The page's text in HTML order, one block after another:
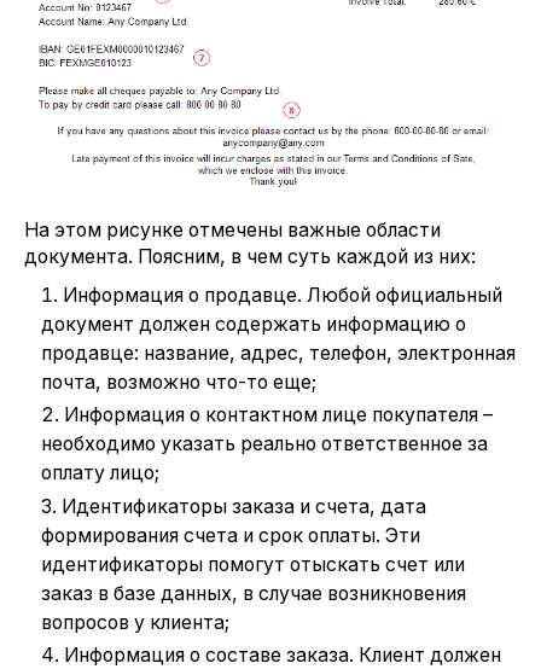
На этом рисунке отмечены важные области
документа. Поясним, в чем суть каждой из них:
Информация о продавце. Любой официальный
документ должен содержать информацию о
продавце: название, адрес, телефон, электронная
почта, возможно что-то еще;
Информация о контактном лице покупателя –
необходимо указать реально ответственное за
оплату лицо;
Идентификаторы заказа и счета, дата
формирования счета и срок оплаты. Эти
идентификаторы помогут отыскать счет или
заказ в базе данных, в случае возникновения
вопросов у клиента;
Информация о составе заказа. Клиент должен